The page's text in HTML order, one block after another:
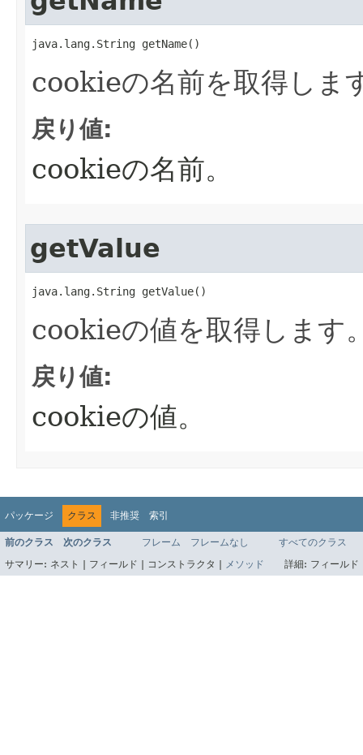
java.lang.String getName()
cookieの名前を取得しま
戻り値:
cookieの名前。
getValue
java.lang.String getValue()
cookieの値を取得します
戻り値:
cookieの値。
パッケージ クラス 非推奨 索引
前のクラス 次のクラス フレーム フレームなし
すべてのクラス
サマリー: ネスト | フィールド | コンストラクタ | メソッド 詳細: フィール